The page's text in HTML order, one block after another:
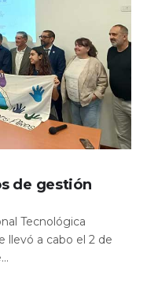
de gestión
Tecnológica
llevó a cabo el 2 de